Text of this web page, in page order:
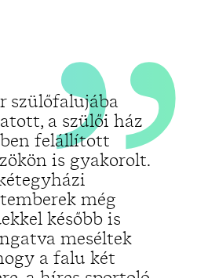
szülőfalujába
a szülői ház
felállított
is gyakorolt.
még
később is
meséltek
a falu két